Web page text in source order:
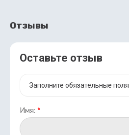
Отзывы
Оставьте отзыв
Заполните обязательные поля
Имя: *